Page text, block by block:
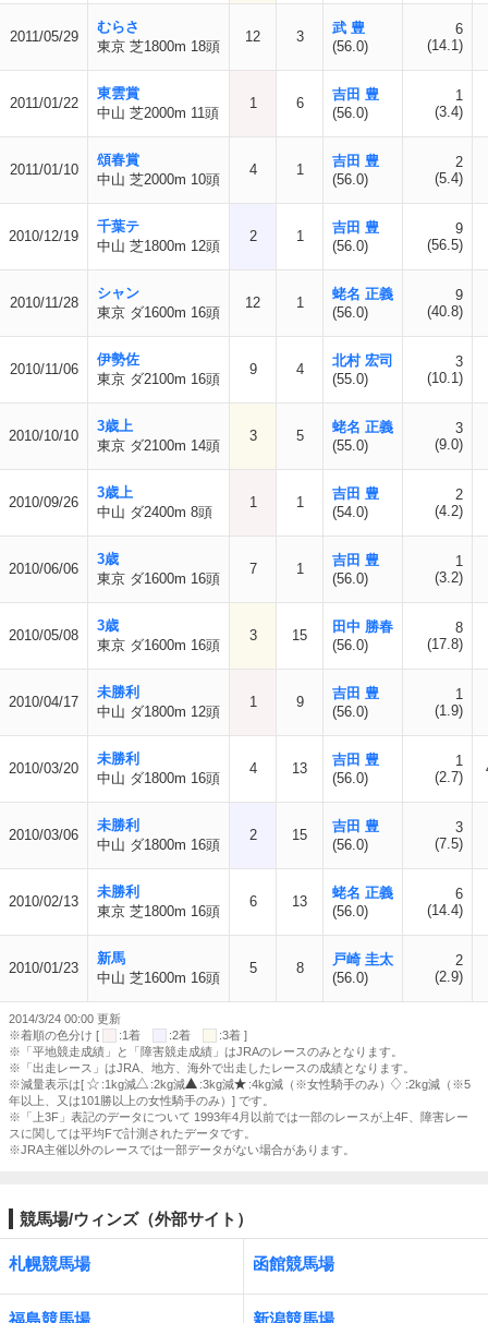
2011/05/29
むらさ
東京 芝1800m 18頭
12 3
武 豊
(56.0)
6
(14.1)
2011/01/22
東雲賞
中山 芝2000m 11頭
1 6
吉田 豊
(56.0)
1
(3.4)
2011/01/10
頌春賞
中山 芝2000m 10頭
4 1
吉田 豊
(56.0)
2
(5.4)
2010/12/19
千葉テ
中山 芝1800m 12頭
2 1
吉田 豊
(56.0)
9
(56.5)
2010/11/28
シャン
東京 ダ1600m 16頭
12 1
蛯名 正義
(56.0)
9
(40.8)
2010/11/06
伊勢佐
東京 ダ2100m 16頭
9 4
北村 宏司
(55.0)
3
(10.1)
2010/10/10
3歳上
東京 ダ2100m 14頭
3 5
蛯名 正義
(55.0)
3
(9.0)
2010/09/26
3歳上
中山 ダ2400m 8頭
1 1
吉田 豊
(54.0)
2
(4.2)
2010/06/06
3歳
東京 ダ1600m 16頭
7 1
吉田 豊
(56.0)
1
(3.2)
2010/05/08
3歳
東京 ダ1600m 16頭
3 15
田中 勝春
(56.0)
8
(17.8)
2010/04/17
未勝利
中山 ダ1800m 12頭
1 9
吉田 豊
(56.0)
1
(1.9)
2010/03/20
未勝利
中山 ダ1800m 16頭
4 13
吉田 豊
(56.0)
1
(2.7)
2010/03/06
未勝利
中山 ダ1800m 16頭
2 15
吉田 豊
(56.0)
3
(7.5)
2010/02/13
未勝利
東京 芝1800m 16頭
6 13
蛯名 正義
(56.0)
6
(14.4)
2010/01/23
新馬
中山 芝1600m 16頭
5 8
戸崎 圭太
(56.0)
2
(2.9)
2014/3/24 00:00 更新
※着順の色分け [
:1着 :2着
:3着 ]
※「平地競走成績」と「障害競走成績」はJRAのレースのみとなります。
※「出走レース」はJRA、地方、海外で出走したレースの成績となります。
※減量表示は[
:1kg減 :2kg減 :3kg減 :4kg減（※女性騎手のみ）
:2kg減（※5
年以上、又は101勝以上の女性騎手のみ）] です。
※「上3F」表記のデータについて 1993年4月以前では一部のレースが上4F、障害レー
スに関しては平均Fで計測されたデータです。
※JRA主催以外のレースでは一部データがない場合があります。
競馬場/ウィンズ（外部サイト）
札幌競馬場 函館競馬場
福島競馬場 新潟競馬場